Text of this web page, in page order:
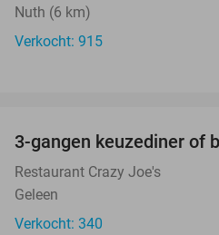
Nuth (6 km)
Verkocht: 915
3-gangen keuzediner of
Restaurant Crazy Joe's
Geleen
Verkocht: 340